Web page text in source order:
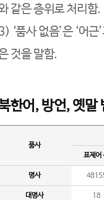
같은 층위로 처리함.
‘품사 없음’은 ‘어
것을 말함.
한어, 방언, 옛말
품사
표제어
명사
대명사 18